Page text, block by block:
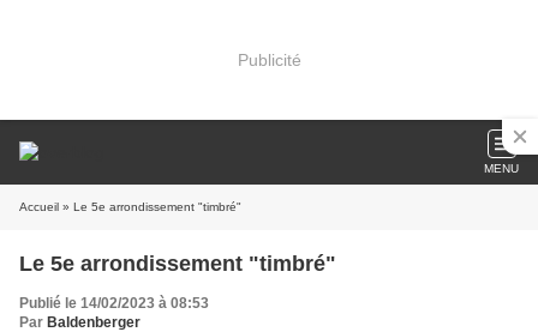
Publicité
MENU
Accueil » Le 5e arrondissement "timbré"
Le 5e arrondissement "timbré"
Publié le 14/02/2023 à 08:53
Par Baldenberger